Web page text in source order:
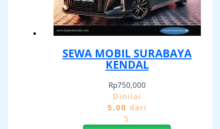
SEWA MOBIL SURABAYA
KENDAL
Rp750,000
Dinilai
5.00 dari
5